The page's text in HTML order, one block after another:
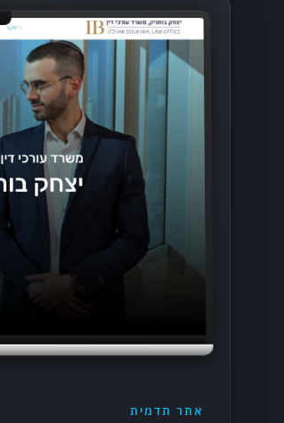
אתר תדמית